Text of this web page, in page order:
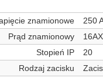
znamionowe
250
Prąd znamionowy
16AX
Stopień IP
20
Rodzaj zacisku